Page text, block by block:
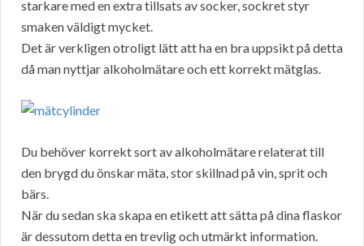
starkare med en extra tillsats av socker, sockret styr
smaken väldigt mycket.
Det är verkligen otroligt lätt att ha en bra uppsikt på detta
då man nyttjar alkoholmätare och ett korrekt mätglas.
Du behöver korrekt sort av alkoholmätare relaterat till
den brygd du önskar mäta, stor skillnad på vin, sprit och
bärs.
När du sedan ska skapa en etikett att sätta på dina flaskor
är dessutom detta en trevlig och utmärkt information.